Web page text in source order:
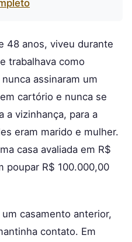
48 anos, viveu durante
trabalhava como
assinaram um
cartório e nunca se
a vizinhança, para a
eram marido e mulher.
casa avaliada em R$
poupar R$ 100.000,00
casamento anterior,
contato. Em